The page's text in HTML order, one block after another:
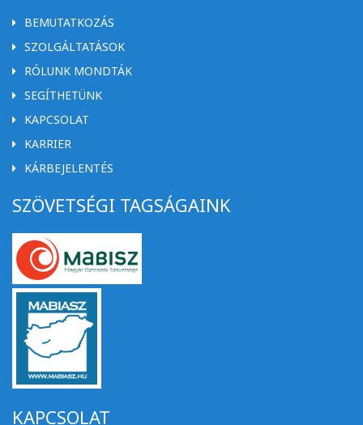
BEMUTATKOZÁS
SZOLGÁLTATÁSOK
RÓLUNK MONDTÁK
SEGÍTHETÜNK
KAPCSOLAT
KARRIER
KÁRBEJELENTÉS
SZÖVETSÉGI TAGSÁGAINK
KAPCSOLAT